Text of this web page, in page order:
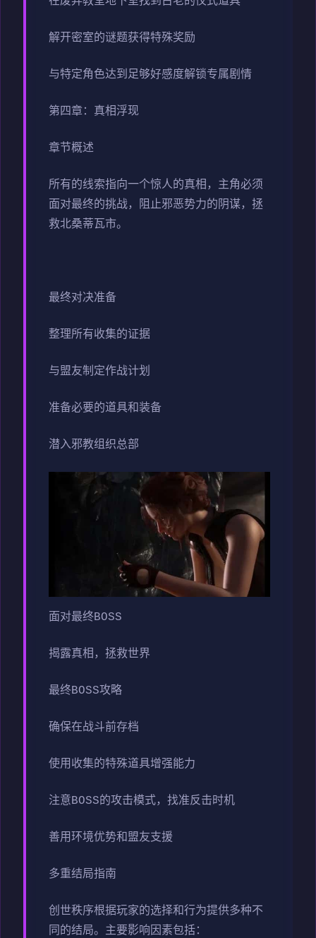
解开密室的谜题获得特殊奖励
与特定角色达到足够好感度解锁专属剧情
第四章：真相浮现
章节概述
所有的线索指向一个惊人的真相，主角必须
面对最终的挑战，阻止邪恶势力的阴谋，拯
救北桑蒂瓦市。
最终对决准备
整理所有收集的证据
与盟友制定作战计划
准备必要的道具和装备
潜入邪教组织总部
面对最终BOSS
揭露真相，拯救世界
最终BOSS攻略
确保在战斗前存档
使用收集的特殊道具增强能力
注意BOSS的攻击模式，找准反击时机
善用环境优势和盟友支援
多重结局指南
创世秩序根据玩家的选择和行为提供多种不
同的结局。主要影响因素包括：